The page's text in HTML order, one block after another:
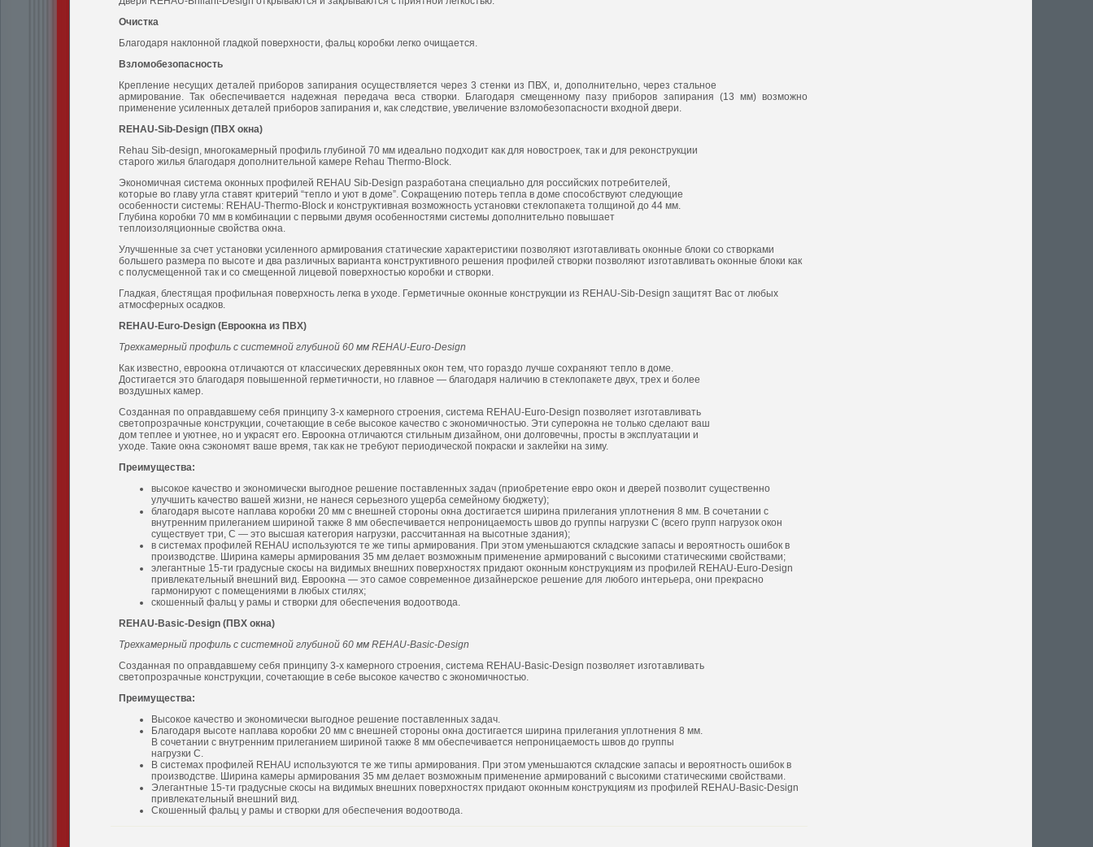
Очистка
Благодаря наклонной гладкой поверхности, фальц коробки легко очищается.
Взломобезопасность
Крепление несущих деталей приборов запирания осуществляется через 3 стенки из ПВХ, и, дополнительно, через стальное
армирование. Так обеспечивается надежная передача веса створки. Благодаря смещенному пазу приборов запирания (13 мм) возможно
применение усиленных деталей приборов запирания и, как следствие, увеличение взломобезопасности входной двери.
REHAU-Sib-Design (ПВХ окна)
Rehau Sib-design, многокамерный профиль глубиной 70 мм идеально подходит как для новостроек, так и для реконструкции
старого жилья благодаря дополнительной камере Rehau Thermo-Block.
Экономичная система оконных профилей REHAU Sib-Design разработана специально для российских потребителей,
которые во главу угла ставят критерий “тепло и уют в доме”. Сокращению потерь тепла в доме способствуют следующие
особенности системы: REHAU-Thermo-Block и конструктивная возможность установки стеклопакета толщиной до 44 мм.
Глубина коробки 70 мм в комбинации с первыми двумя особенностями системы дополнительно повышает
теплоизоляционные свойства окна.
Улучшенные за счет установки усиленного армирования статические характеристики позволяют изготавливать оконные блоки со створками
большего размера по высоте и два различных варианта конструктивного решения профилей створки позволяют изготавливать оконные блоки как
с полусмещенной так и со смещенной лицевой поверхностью коробки и створки.
Гладкая, блестящая профильная поверхность легка в уходе. Герметичные оконные конструкции из REHAU-Sib-Design защитят Вас от любых
атмосферных осадков.
REHAU-Euro-Design (Евроокна из ПВХ)
Трехкамерный профиль с системной глубиной 60 мм REHAU-Euro-Design
Как известно, евроокна отличаются от классических деревянных окон тем, что гораздо лучше сохраняют тепло в доме.
Достигается это благодаря повышенной герметичности, но главное — благодаря наличию в стеклопакете двух, трех и более
воздушных камер.
Созданная по оправдавшему себя принципу 3-х камерного строения, система REHAU-Euro-Design позволяет изготавливать
светопрозрачные конструкции, сочетающие в себе высокое качество с экономичностью. Эти суперокна не только сделают ваш
дом теплее и уютнее, но и украсят его. Евроокна отличаются стильным дизайном, они долговечны, просты в эксплуатации и
уходе. Такие окна сэкономят ваше время, так как не требуют периодической покраски и заклейки на зиму.
Преимущества:
высокое качество и экономически выгодное решение поставленных задач (приобретение евро окон и дверей позволит существенно
улучшить качество вашей жизни, не нанеся серьезного ущерба семейному бюджету);
благодаря высоте наплава коробки 20 мм с внешней стороны окна достигается ширина прилегания уплотнения 8 мм. В сочетании с
внутренним прилеганием шириной также 8 мм обеспечивается непроницаемость швов до группы нагрузки С (всего групп нагрузок окон
существует три, С — это высшая категория нагрузки, рассчитанная на высотные здания);
в системах профилей REHAU используются те же типы армирования. При этом уменьшаются складские запасы и вероятность ошибок в
производстве. Ширина камеры армирования 35 мм делает возможным применение армирований с высокими статическими свойствами;
элегантные 15-ти градусные скосы на видимых внешних поверхностях придают оконным конструкциям из профилей REHAU-Euro-Design
привлекательный внешний вид. Евроокна — это самое современное дизайнерское решение для любого интерьера, они прекрасно
гармонируют с помещениями в любых стилях;
скошенный фальц у рамы и створки для обеспечения водоотвода.
REHAU-Basic-Design (ПВХ окна)
Трехкамерный профиль с системной глубиной 60 мм REHAU-Basic-Design
Созданная по оправдавшему себя принципу 3-х камерного строения, система REHAU-Basic-Design позволяет изготавливать
светопрозрачные конструкции, сочетающие в себе высокое качество с экономичностью.
Преимущества:
Высокое качество и экономически выгодное решение поставленных задач.
Благодаря высоте наплава коробки 20 мм с внешней стороны окна достигается ширина прилегания уплотнения 8 мм.
В сочетании с внутренним прилеганием шириной также 8 мм обеспечивается непроницаемость швов до группы
нагрузки С.
В системах профилей REHAU используются те же типы армирования. При этом уменьшаются складские запасы и вероятность ошибок в
производстве. Ширина камеры армирования 35 мм делает возможным применение армирований с высокими статическими свойствами.
Элегантные 15-ти градусные скосы на видимых внешних поверхностях придают оконным конструкциям из профилей REHAU-Basic-Design
привлекательный внешний вид.
Скошенный фальц у рамы и створки для обеспечения водоотвода.